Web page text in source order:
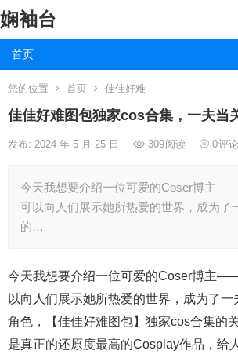
娴袖台
首页
您的位置 首页 佳佳好难
佳佳好难图包独家cos合集，一夫当
发布: 2024 年 5 月 25 日 309阅读 0评论
今天我想要介绍一位可爱的Coser博主
可以向人们展示她所热爱的世界，成为了
的…
今天我想要介绍一位可爱的Coser博主
以向人们展示她所热爱的世界，成为了一
角色，【佳佳好难图包】独家cos合集的
是真正的还原度最高的Cosplay作品，给